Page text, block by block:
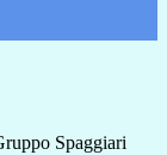
Spaggiari